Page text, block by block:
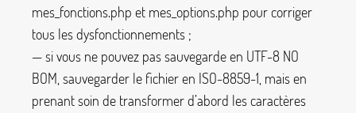
mes_fonctions.php et mes_options.php pour corriger
tous les dysfonctionnements ;
— si vous ne pouvez pas sauvegarde en UTF-8 NO
BOM, sauvegarder le fichier en ISO-8859-1, mais en
prenant soin de transformer d’abord les caractères